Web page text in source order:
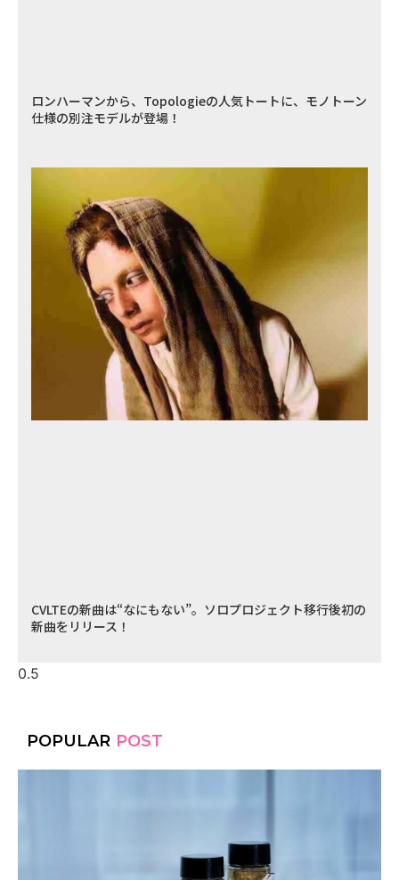
ロンハーマンから、Topologieの人気トートに、モノトーン
仕様の別注モデルが登場！
CVLTEの新曲は“なにもない”。ソロプロジェクト移行後初の
新曲をリリース！
POPULAR POST